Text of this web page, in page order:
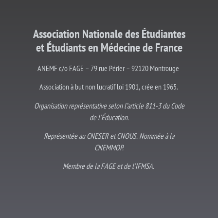
Association Nationale des Étudiantes
etÉtudiantsen Médecine de France
ANEMF c/o FAGE – 79 rue Périer – 92120 Montrouge
Association à but non lucratif loi 1901, crée en 1965.
Organisation représentative selon l’article 811-3 du Code
de l’Éducation.
Représentée au CNESER et CNOUS. Nommée à la
CNEMMOP.
Membre de la FAGE et de l’IFMSA.